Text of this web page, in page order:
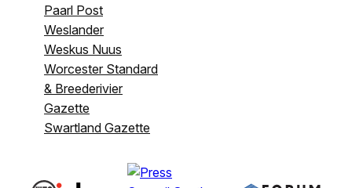
Paarl Post
Weslander
Weskus Nuus
Worcester Standard
& Breederivier
Gazette
Swartland Gazette